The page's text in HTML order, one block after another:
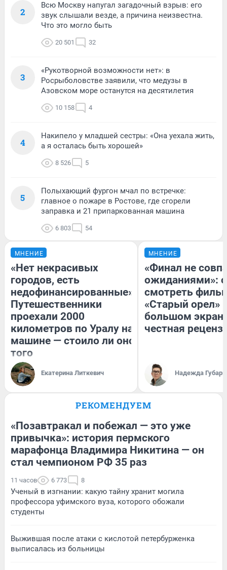
2
Всю Москву напугал загадочный взрыв: его
звук слышали везде, а причина неизвестна.
Что это могло быть
20 501 32
3
«Рукотворной возможности нет»: в
Росрыболовстве заявили, что медузы в
Азовском море останутся на десятилетия
10 158 4
4
Накипело у младшей сестры: «Она уехала жить,
а я осталась быть хорошей»
8 526 5
5
Полыхающий фургон мчал по встречке:
главное о пожаре в Ростове, где сгорели
заправка и 21 припаркованная машина
6 803 54
МНЕНИЕ
«Нет некрасивых
городов, есть
недофинансированные».
Путешественники
проехали 2000
километров по Уралу на
машине — стоило ли оно
того
Екатерина Литкевич
МНЕНИЕ
«Финал не
ожиданиями»:
смотреть
«Старый орел»
большом
честная
Надежда Губарь
РЕКОМЕНДУЕМ
«Позавтракал и побежал — это уже
привычка»: история пермского
марафонца Владимира Никитина — он
стал чемпионом РФ 35 раз
11 часов 6 773 8
Ученый в изгнании: какую тайну хранит могила
профессора уфимского вуза, которого обожали
студенты
Выжившая после атаки с кислотой петербурженка
выписалась из больницы